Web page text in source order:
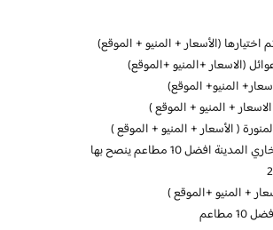
(الأسعار + المنيو + الموقع)
(الاسعار +المنيو +الموقع)
المنيو+ الموقع)
+ المنيو + الموقع )
( الأسعار + المنيو + الموقع )
افضل 10 مطاعم ينصح بها
+ المنيو +الموقع )